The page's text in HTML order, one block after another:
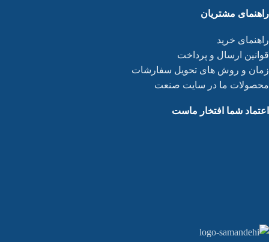
راهنمای مشتریان
راهنمای خرید
قوانین ارسال و پرداخت
زمان و روش های تحویل سفارشات
محصولات ما در سایت صنعت
اعتماد شما افتخار ماست